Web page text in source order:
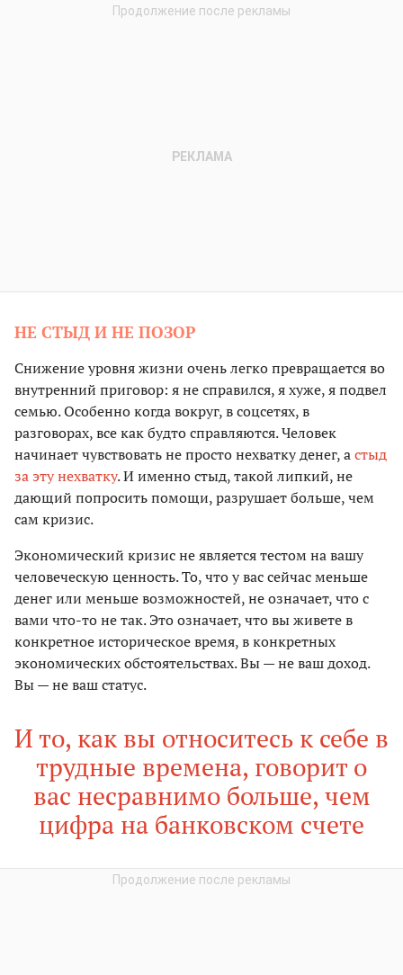
НЕ СТЫД И НЕ ПОЗОР
Снижение уровня жизни очень легко превращается во
внутренний приговор: я не справился, я хуже, я подвел
семью. Особенно когда вокруг, в соцсетях, в
разговорах, все как будто справляются. Человек
начинает чувствовать не просто нехватку денег, астыд
за эту нехватку. И именно стыд, такой липкий, не
дающий попросить помощи, разрушает больше, чем
сам кризис.
Экономический кризис не является тестом на вашу
человеческую ценность. То, что у вас сейчас меньше
денег или меньше возможностей, не означает, что с
вами что-то не так. Это означает, что вы живете в
конкретное историческое время, в конкретных
экономических обстоятельствах. Вы — не ваш доход.
Вы — не ваш статус.
И то, как вы относитесь к себе в
трудные времена, говорит о
вас несравнимо больше, чем
цифра на банковском счете